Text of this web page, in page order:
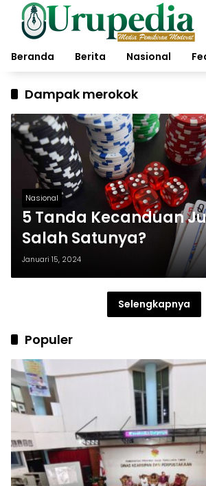
Langsung
konten
Beranda
Berita Nasional
Dampak merokok
Nasional
5 Tanda Kecanduan
Salah Satunya?
Januari 15, 2024
Selengkapnya
Populer